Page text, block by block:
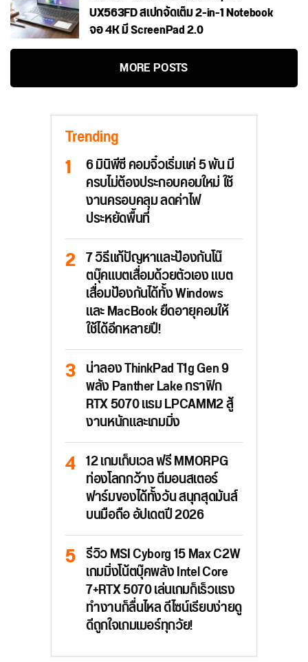
UX563FD สเปกจัดเต็ม 2-in-1 Notebook
จอ 4K มี ScreenPad 2.0
MORE POSTS
Trending
6 มินิพีซี คอมจิ๋วเริ่มแค่ 5 พัน มี
ครบไม่ต้องประกอบคอมใหม่ ใช้
งานครอบคลุม ลดค่าไฟ
ประหยัดพื้นที่
7 วิธีแก้ปัญหาและป้องกันโน๊
ตบุ๊คแบตเสื่อมด้วยตัวเอง แบต
เสื่อมป้องกันได้ทั้ง Windows
และ MacBook ยืดอายุคอมให้
ใช้ได้อีกหลายปี!
น่าลอง ThinkPad T1g Gen 9
พลัง Panther Lake กราฟิก
RTX 5070 แรม LPCAMM2 สู้
งานหนักและเกมมิ่ง
12 เกมเก็บเวล ฟรี MMORPG
ท่องโลกกว้าง ตีมอนสเตอร์
ฟาร์มของได้ทั้งวัน สนุกสุดมันส์
บนมือถือ อัปเดตปี 2026
รีวิว MSI Cyborg 15 Max C2W
เกมมิ่งโน้ตบุ๊คพลัง Intel Core
7+RTX 5070 เล่นเกมก็เร็วแรง
ทำงานก็ลื่นไหล ดีไซน์เรียบง่ายดู
ดีถูกใจเกมเมอร์ทุกวัย!